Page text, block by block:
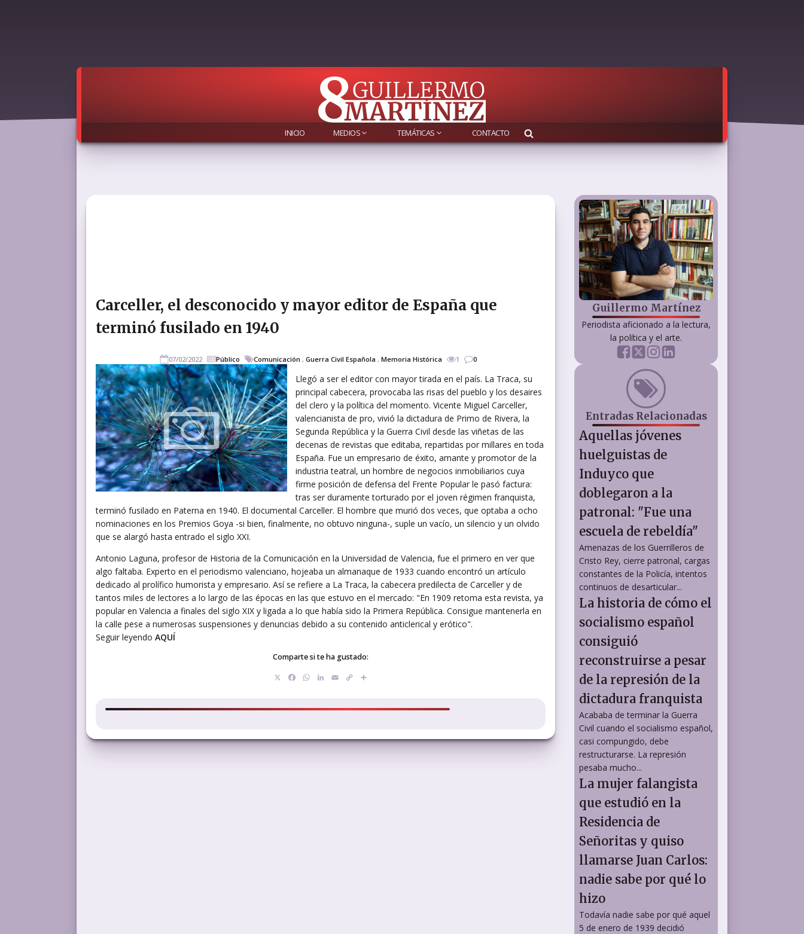
INICIO MEDIOS TEMÁTICAS CONTACTO
Carceller, el desconocido y mayor editor de España que
terminó fusilado en 1940
07/02/2022 Público Comunicación , Guerra Civil Española , Memoria Histórica 1 0
Llegó a ser el editor con mayor tirada en el país. La Traca, su
principal cabecera, provocaba las risas del pueblo y los desaires
del clero y la política del momento. Vicente Miguel Carceller,
valencianista de pro, vivió la dictadura de Primo de Rivera, la
Segunda República y la Guerra Civil desde las viñetas de las
decenas de revistas que editaba, repartidas por millares en toda
España. Fue un empresario de éxito, amante y promotor de la
industria teatral, un hombre de negocios inmobiliarios cuya
firme posición de defensa del Frente Popular le pasó factura:
tras ser duramente torturado por el joven régimen franquista,
terminó fusilado en Paterna en 1940. El documental Carceller. El hombre que murió dos veces, que optaba a ocho
nominaciones en los Premios Goya -si bien, finalmente, no obtuvo ninguna-, suple un vacío, un silencio y un olvido
que se alargó hasta entrado el siglo XXI.
Antonio Laguna, profesor de Historia de la Comunicación en la Universidad de Valencia, fue el primero en ver que
algo faltaba. Experto en el periodismo valenciano, hojeaba un almanaque de 1933 cuando encontró un artículo
dedicado al prolífico humorista y empresario. Así se refiere a La Traca, la cabecera predilecta de Carceller y de
tantos miles de lectores a lo largo de las épocas en las que estuvo en el mercado: "En 1909 retoma esta revista, ya
popular en Valencia a finales del siglo XIX y ligada a lo que había sido la Primera República. Consigue mantenerla en
la calle pese a numerosas suspensiones y denuncias debido a su contenido anticlerical y erótico".
Seguir leyendo AQUÍ
Comparte si te ha gustado:
Facebook
WhatsApp
LinkedIn
EmailCopy
Guillermo Martínez
Periodista aficionado a la lectura,
la política y el arte.
Entradas Relacionadas
Aquellas jóvenes
huelguistas de
Induyco que
doblegaron a la
patronal: "Fue una
escuela de rebeldía"
Amenazas de los Guerrilleros de
Cristo Rey, cierre patronal, cargas
constantes de la Policía, intentos
continuos de desarticular...
La historia de cómo el
socialismo español
consiguió
reconstruirse a pesar
de la represión de la
dictadura franquista
Acababa de terminar la Guerra
Civil cuando el socialismo español,
casi compungido, debe
restructurarse. La represión
pesaba mucho...
La mujer falangista
que estudió en la
Residencia de
Señoritas y quiso
llamarse Juan Carlos:
nadie sabe por qué lo
hizo
Todavía nadie sabe por qué aquel
5 de enero de 1939 decidió